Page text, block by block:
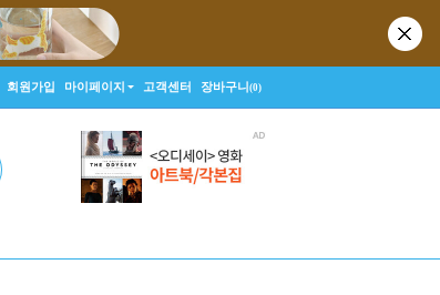
회원가입 마이페이지 고객센터 장바구니(0)